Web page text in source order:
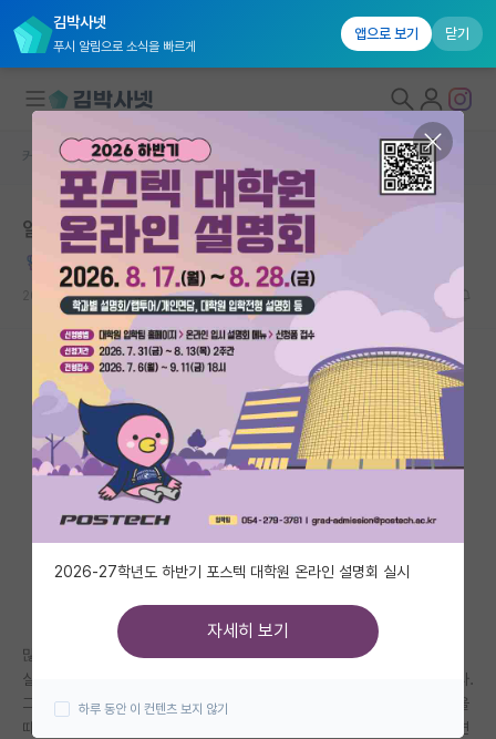
김박사넷
푸시 알림으로 소식을 빠르게
앱으로 보기 닫기
대학원생 모집
국내대학원 정보
연구실&오픈랩
커뮤니티
커뮤니티 홈
전체글보기
베스트 게시판
IF 명예의전당
자유 게시판(아무개랩)
미국 유학 게시판
미국 대학원 합격 후기 게시판
대학원 합격 후기 게시판
커뮤니티 홈 자유 게시판(아무개랩)
일을 잘 한다는 것.
배고픈 아르키메데스
2024.01.09 17 29023
많은 학생들이 착각하는게 있다. 엑셀을 잘해서 분석을 빠르게 처리하거나
실험을 했을 때 실수없이 하거나 이런 것들을 보고 일을 잘 한다고 생각한다.
그건 잡기에 능한 것이다. 대학원에서 진짜 일을 잘 하는건 과제가 던져졌을
때 실험을하던 자료 분석을 하던 해서 결론을 도출하고 그 다음은 무엇을 연
2026-27학년도 하반기 포스텍 대학원 온라인 설명회 실시
자세히 보기
하루 동안 이 컨텐츠 보지 않기